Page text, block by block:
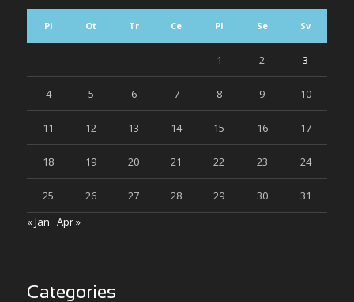
Pi Ot Tr Ce Pi Se Sv
1 2 3
4 5 6 7 8 9 10
11 12 13 14 15 16 17
18 19 20 21 22 23 24
25 26 27 28 29 30
31
« Jan Apr »
Categories